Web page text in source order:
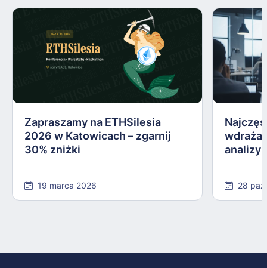
Zapraszamy na ETHSilesia
2026 w Katowicach – zgarnij
30% zniżki
19 marca 2026
analizy
28